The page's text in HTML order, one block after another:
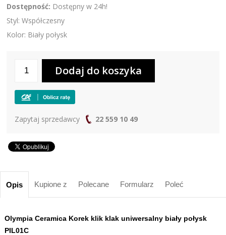
Dostępność: Dostępny w 24h!
Styl: Współczesny
Kolor: Biały połysk
Zapytaj sprzedawcy 22 559 10 49
Opis Kupione z Polecane Formularz Poleć
Olympia Ceramica Korek klik klak uniwersalny biały połysk
PIL01C